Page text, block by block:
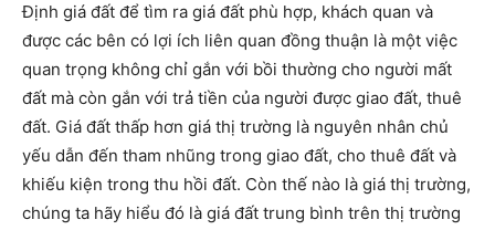
Định giá đất để tìm ra giá đất phù hợp, khách quan và
được các bên có lợi ích liên quan đồng thuận là một việc
quan trọng không chỉ gắn với bồi thường cho người mất
đất mà còn gắn với trả tiền của người được giao đất, thuê
đất. Giá đất thấp hơn giá thị trường là nguyên nhân chủ
yếu dẫn đến tham nhũng trong giao đất, cho thuê đất và
khiếu kiện trong thu hồi đất. Còn thế nào là giá thị trường,
chúng ta hãy hiểu đó là giá đất trung bình trên thị trường